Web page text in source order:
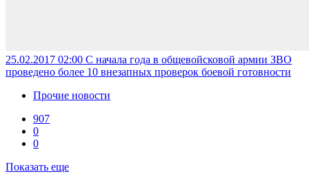
25.02.2017 02:00 С начала года в общевойсковой армии ЗВО
проведено более 10 внезапных проверок боевой готовности
Прочие новости
907
0
0
Показать еще